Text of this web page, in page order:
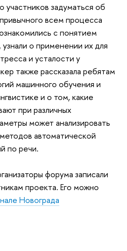
участников задуматься об
всем процесса
с понятием
о применении их для
и усталости у
также рассказала ребятам
машинного обучения и
и о том, какие
при различных
может анализировать
автоматической
по речи.
форума записали
проекта. Его можно
Новограда